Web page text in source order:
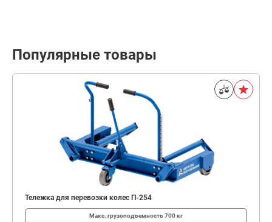
Популярные товары
Тележка для перевозки колес П-254
Макс. грузоподъемность700 кг